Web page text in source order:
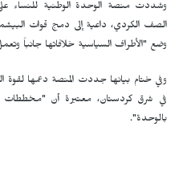
وشددت منصة الوحدة الوطنية للنساء
الصف الكردي، داعية إلى دمج قوات
وضع "الأطراف السياسية خلافاتها جانباً
وفي ختام بيانها جددت المنصة دعمها لقوة
في شرق كردستان، معتبرة أن "مخططات
بالوحدة".